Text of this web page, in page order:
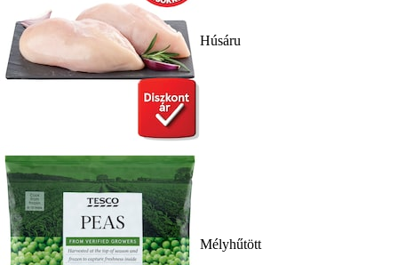
Húsáru
Mélyhűtött